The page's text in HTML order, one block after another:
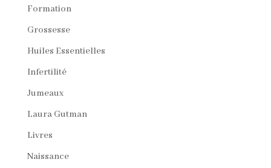
Formation
Grossesse
Huiles Essentielles
Infertilité
Jumeaux
Laura Gutman
Livres
Naissance